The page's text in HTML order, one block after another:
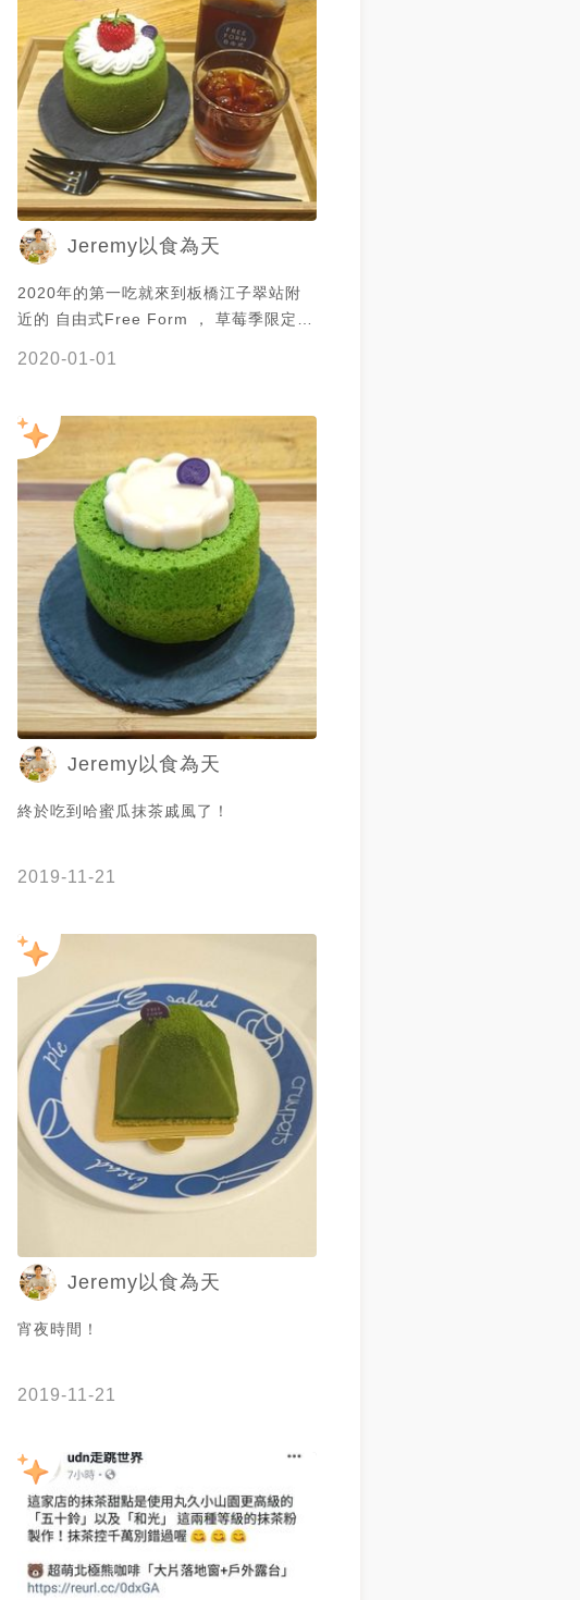
Jeremy以食為天
2020年的第一吃就來到板橋江子翠站附
近的 自由式Free Form ， 草莓季限定的
薦！ #自由式 #FreeForm #抹茶 #抹茶
控 #Matcha #丸久小山園 #草莓抹茶戚風
#戚風蛋糕 #草莓季 #冰釀咖啡 #咖啡
#Jeremy在新北市 #Jeremy吃抹茶 #新
北美食 #板橋美食 #新北甜點 #板橋甜點
#新北市 #板橋區 #雙十路二段 #捷運江
子翠站
2020-01-01
Jeremy以食為天
終於吃到哈蜜瓜抹茶戚風了！
2019-11-21
Jeremy以食為天
宵夜時間！
2019-11-21